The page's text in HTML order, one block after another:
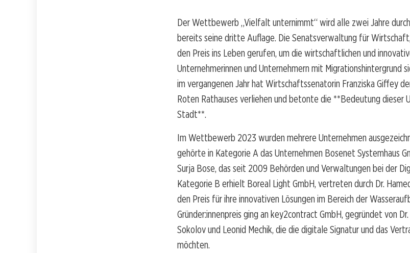
Der Wettbewerb „Vielfalt unternimmt“ wird alle zwei Jahre
bereits seine dritte Auflage. Die Senatsverwaltung für
den Preis ins Leben gerufen, um die wirtschaftlichen und
Unternehmerinnen und Unternehmern mit Migrationshintergrund
im vergangenen Jahr hat Wirtschaftssenatorin Franziska Giffey
Roten Rathauses verliehen und betonte die **Bedeutung dieser
Stadt**.
Im Wettbewerb 2023 wurden mehrere Unternehmen
gehörte in Kategorie A das Unternehmen Bosenet Systemhaus
Surja Bose, das seit 2009 Behörden und Verwaltungen bei der
Kategorie B erhielt Boreal Light GmbH, vertreten durch Dr.
den Preis für ihre innovativen Lösungen im Bereich der
Gründer:innenpreis ging an key2contract GmbH, gegründet von
Sokolov und Leonid Mechik, die die digitale Signatur und das
möchten.